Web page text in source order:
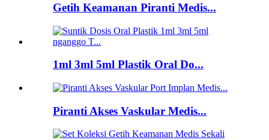
Getih Keamanan Piranti Medis...
1ml 3ml 5ml Plastik Oral Do...
Piranti Akses Vaskular Medis...